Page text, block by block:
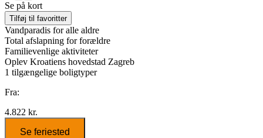
Se på kort
Tilføj til favoritter
Vandparadis for alle aldre
Total afslapning for forældre
Familievenlige aktiviteter
Oplev Kroatiens hovedstad Zagreb
1 tilgængelige boligtyper
Fra:
4.822 kr.
Se feriested